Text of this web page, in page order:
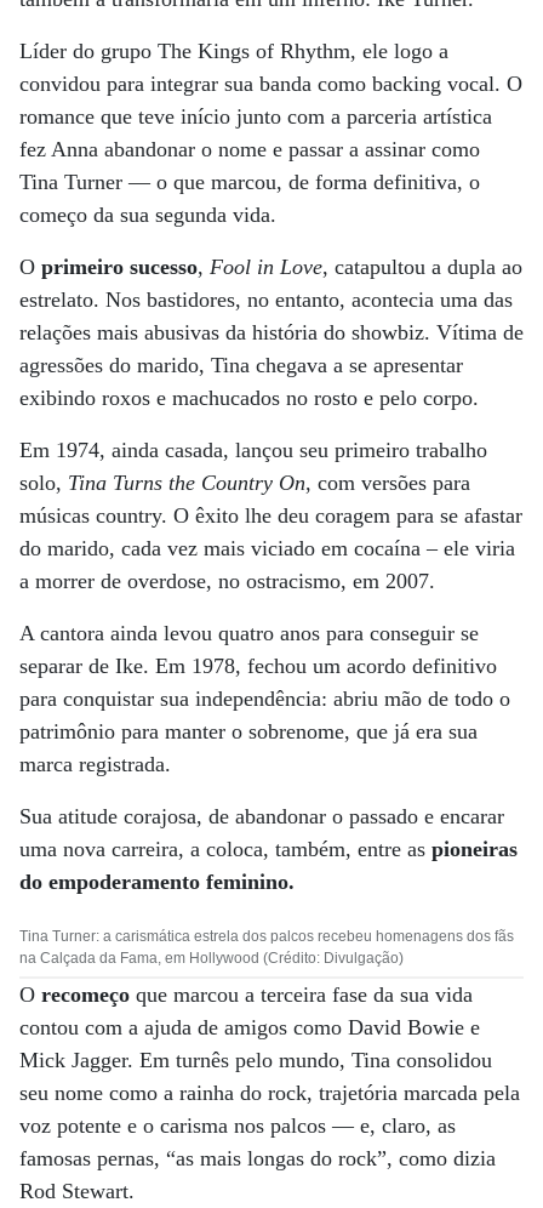
Líder do grupo The Kings of Rhythm, ele logo a
convidou para integrar sua banda como backing vocal. O
romance que teve início junto com a parceria artística
fez Anna abandonar o nome e passar a assinar como
Tina Turner — o que marcou, de forma definitiva, o
começo da sua segunda vida.
O primeiro sucesso, Fool in Love, catapultou a dupla ao
estrelato. Nos bastidores, no entanto, acontecia uma das
relações mais abusivas da história do showbiz. Vítima de
agressões do marido, Tina chegava a se apresentar
exibindo roxos e machucados no rosto e pelo corpo.
Em 1974, ainda casada, lançou seu primeiro trabalho
solo, Tina Turns the Country On, com versões para
músicas country. O êxito lhe deu coragem para se afastar
do marido, cada vez mais viciado em cocaína – ele viria
a morrer de overdose, no ostracismo, em 2007.
A cantora ainda levou quatro anos para conseguir se
separar de Ike. Em 1978, fechou um acordo definitivo
para conquistar sua independência: abriu mão de todo o
patrimônio para manter o sobrenome, que já era sua
marca registrada.
Sua atitude corajosa, de abandonar o passado e encarar
uma nova carreira, a coloca, também, entre as pioneiras
do empoderamento feminino.
Tina Turner: a carismática estrela dos palcos recebeu homenagens dos fãs
na Calçada da Fama, em Hollywood (Crédito: Divulgação)
O recomeço que marcou a terceira fase da sua vida
contou com a ajuda de amigos como David Bowie e
Mick Jagger. Em turnês pelo mundo, Tina consolidou
seu nome como a rainha do rock, trajetória marcada pela
voz potente e o carisma nos palcos — e, claro, as
famosas pernas, “as mais longas do rock”, como dizia
Rod Stewart.